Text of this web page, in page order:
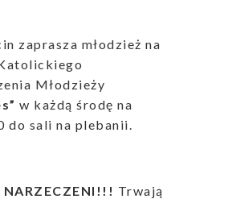
zaprasza młodzież na
Młodzieży
w każdą środę na
do sali na plebanii.
NARZECZENI!!! Trwają